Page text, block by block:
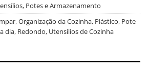
, Potes e Armazenamento
,Organização da Cozinha, Plástico, Pote
dia, Redondo, Utensílios de Cozinha